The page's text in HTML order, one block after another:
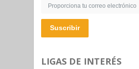
Suscribir
LIGAS DE INTERÉS